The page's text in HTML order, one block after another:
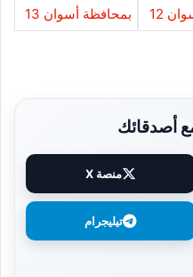
أصدقائك
منصة X
تيليجرام